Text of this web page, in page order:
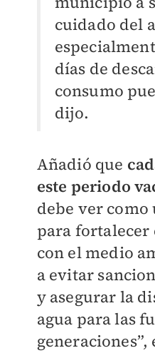
cuidado del
días de
consumo
dijo.
Añadió que
este periodo
debe ver
para
con el medio
a evitar
y asegurar la
agua para las
generaciones”,